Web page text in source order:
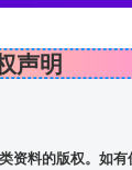
声明
资料的版权。如